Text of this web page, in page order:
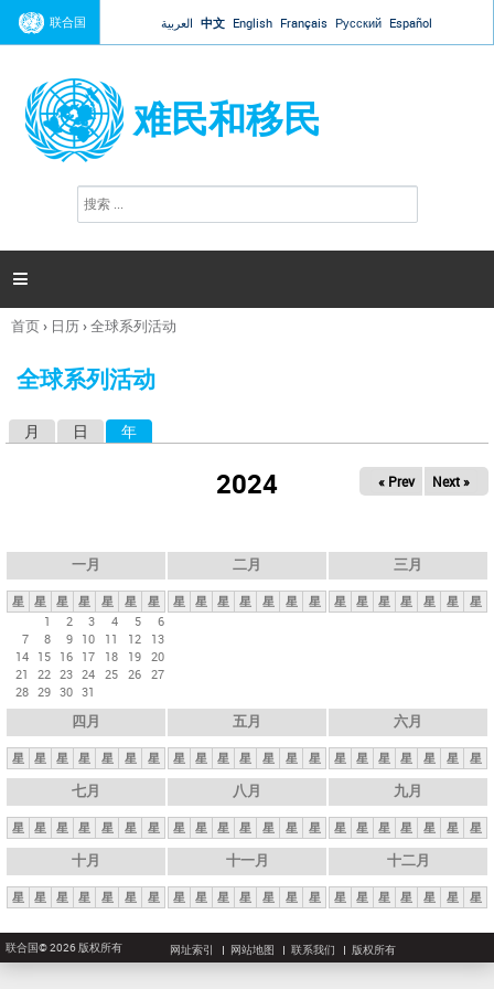
Jump to navigation
联合国 العربية 中文 English Français Русский Español
难民和移民
搜
索

你
这
首页› 日历›全球系列活动
全球系列活动
月 日 年
2024 « Prev Next »
一月
星 星 星 星 星 星
星
1
2 3 4 5
6
7
8 9 10 11 12
13
14 15 16 17 18 19 20
21
22 23 24 25 26 27
28 29 30 31
二月
星 星 星 星 星 星 星
三月
星 星 星 星 星 星 星
四月
星 星 星 星 星 星 星
五月
星 星 星 星 星 星 星
六月
星 星 星 星 星 星 星
七月
星 星 星 星 星 星 星
八月
星 星 星 星 星 星 星
九月
星 星 星 星 星 星 星
十月
星 星 星 星 星 星 星
十一月
星 星 星 星 星 星 星
十二月
星 星 星 星 星 星 星
联合国© 2026 版权所有 网址索引 网站地图 联系我们 版权所有